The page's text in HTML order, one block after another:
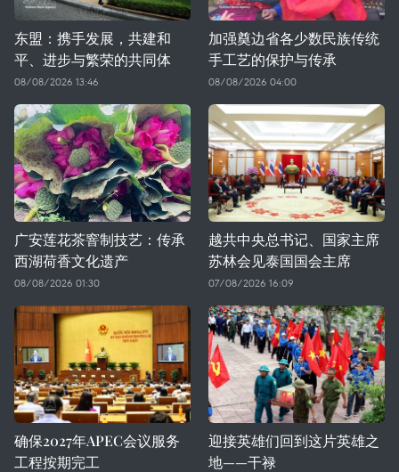
东盟：携手发展，共建和
平、进步与繁荣的共同体
08/08/2026 13:46
加强奠边省各少数民族传统
手工艺的保护与传承
08/08/2026 04:00
广安莲花茶窨制技艺：传承
西湖荷香文化遗产
08/08/2026 01:30
越共中央总书记、国家主席
苏林会见泰国国会主席
07/08/2026 16:09
确保2027年APEC会议服务
工程按期完工
迎接英雄们回到这片英雄之
地——干禄